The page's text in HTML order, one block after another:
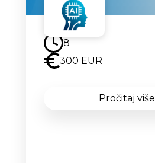
Uskoro
8
300 EUR
Pročitaj više